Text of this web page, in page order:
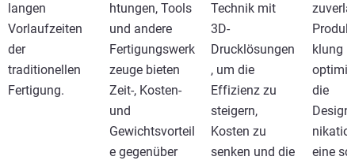
langen
Vorlaufzeiten
der
traditionellen
Fertigung.
htungen, Tools
und andere
Fertigungswerk
zeuge bieten
Zeit-, Kosten-
und
Gewichtsvorteil
e gegenüber
Technik mit
3D-
Drucklösungen
, um die
Effizienz zu
steigern,
Kosten zu
senken und die
klung
die
eine